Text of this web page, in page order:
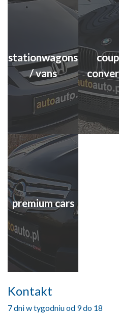
stationwagons
/ vans
premium cars
Kontakt
7 dni w tygodniu od 9 do 18